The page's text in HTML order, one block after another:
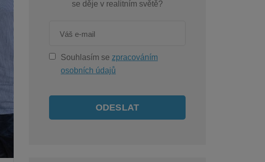
Souhlasím se zpracováním
osobních údajů
ODESLAT